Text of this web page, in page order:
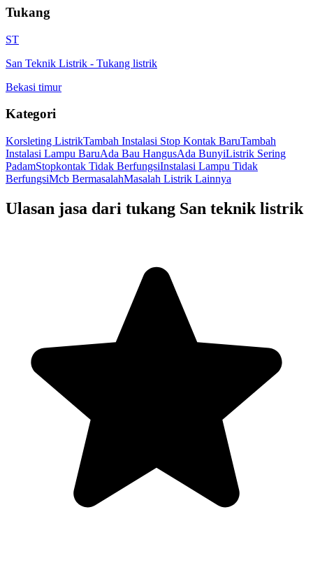
Tukang
ST
San Teknik Listrik - Tukang listrik
Bekasi timur
Kategori
Korsleting ListrikTambah Instalasi Stop Kontak BaruTambah
Instalasi Lampu BaruAda Bau HangusAda BunyiListrik Sering
PadamStopkontak Tidak BerfungsiInstalasi Lampu Tidak
BerfungsiMcb BermasalahMasalah Listrik Lainnya
Ulasan jasa dari tukang San teknik listrik